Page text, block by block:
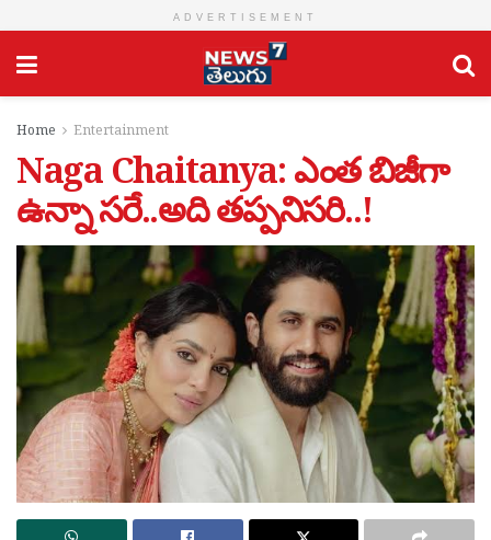
ADVERTISEMENT
Home Entertainment
Naga Chaitanya: ఎంత బిజీగా
ఉన్నా సరే..అది తప్పనిసరి..!